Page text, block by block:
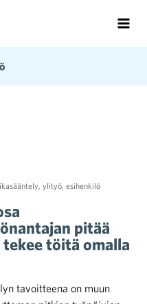
, ylityö, esihenkilö
pitää
töitä omalla
tavoitteena on muun